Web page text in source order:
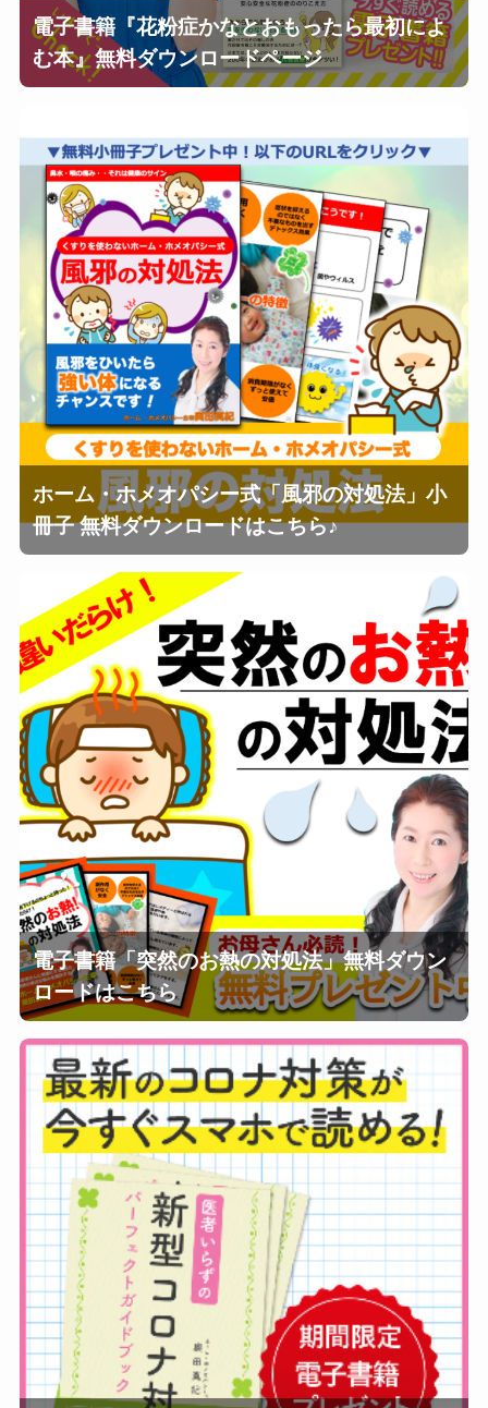
電子書籍『花粉症かなとおもったら最初によ
む本』無料ダウンロードページ
ホーム・ホメオパシー式「風邪の対処法」小
冊子 無料ダウンロードはこちら♪
電子書籍「突然のお熱の対処法」無料ダウン
ロードはこちら